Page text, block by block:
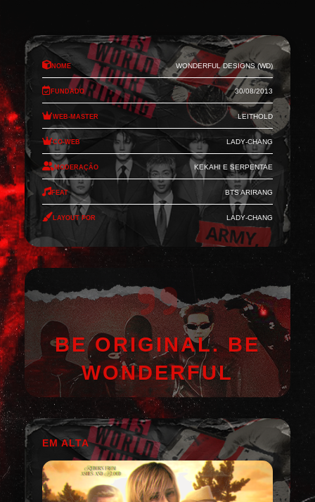
Nome Wonderful Designs (WD)
Fundado 30/08/2013
Web-Master Leithold
Co-Web Lady-Chang
Moderação Kekahi e Serpentae
Feat BTS Arirang
Layout por Lady-Chang
BE ORIGINAL. BE
WONDERFUL
EM ALTA